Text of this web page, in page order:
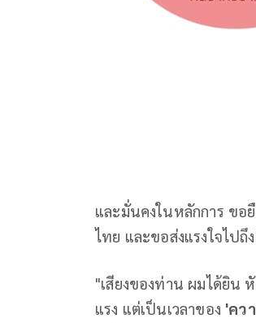
และมั่นคงในหลักการ ข
ไทย และขอส่งแรงใจไป
"เสียงของท่าน ผมได้ยิน
แรง แต่เป็นเวลาของ 'คว